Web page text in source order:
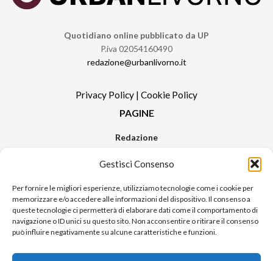
Gestisci Consenso
Per fornire le migliori esperienze, utilizziamo tecnologie come i cookie per
memorizzare e/o accedere alle informazioni del dispositivo. Il consenso a
queste tecnologie ci permetterà di elaborare dati come il comportamento di
navigazione o ID unici su questo sito. Non acconsentire o ritirare il consenso
può influire negativamente su alcune caratteristiche e funzioni.
Quotidiano online pubblicato da UP
P.iva 02054160490
redazione@urbanlivorno.it
Privacy Policy | Cookie Policy
PAGINE
Redazione
Pubblicità
Sitemap
RUBRICHE
Notizie in Primo Piano